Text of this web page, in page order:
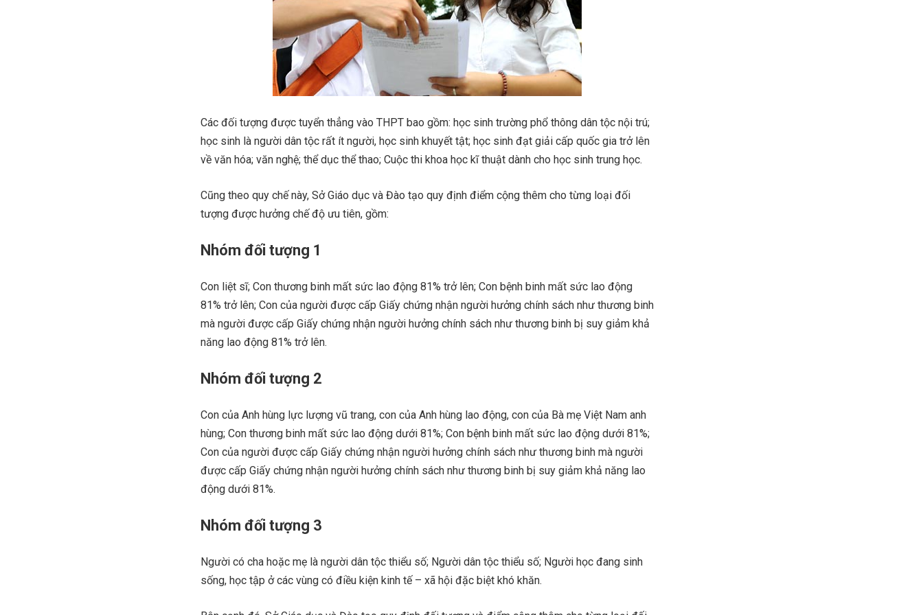
Các đối tượng được tuyển thẳng vào THPT bao gồm: học sinh trường phổ thông dân tộc nội trú;
học sinh là người dân tộc rất ít người, học sinh khuyết tật; học sinh đạt giải cấp quốc gia trở lên
về văn hóa; văn nghệ; thể dục thể thao; Cuộc thi khoa học kĩ thuật dành cho học sinh trung học.
Cũng theo quy chế này, Sở Giáo dục và Đào tạo quy định điểm cộng thêm cho từng loại đối
tượng được hưởng chế độ ưu tiên, gồm:
Nhóm đối tượng 1
Con liệt sĩ; Con thương binh mất sức lao động 81% trở lên; Con bệnh binh mất sức lao động
81% trở lên; Con của người được cấp Giấy chứng nhận người hưởng chính sách như thương binh
mà người được cấp Giấy chứng nhận người hưởng chính sách như thương binh bị suy giảm khả
năng lao động 81% trở lên.
Nhóm đối tượng 2
Con của Anh hùng lực lượng vũ trang, con của Anh hùng lao động, con của Bà mẹ Việt Nam anh
hùng; Con thương binh mất sức lao động dưới 81%; Con bệnh binh mất sức lao động dưới 81%;
Con của người được cấp Giấy chứng nhận người hưởng chính sách như thương binh mà người
được cấp Giấy chứng nhận người hưởng chính sách như thương binh bị suy giảm khả năng lao
động dưới 81%.
Nhóm đối tượng 3
Người có cha hoặc mẹ là người dân tộc thiểu số; Người dân tộc thiểu số; Người học đang sinh
sống, học tập ở các vùng có điều kiện kinh tế – xã hội đặc biệt khó khăn.